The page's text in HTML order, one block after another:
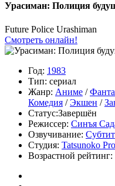
Урасиман: Полиция
Future Police Urashiman
Смотреть онлайн!
Год: 1983
Тип: сериал
Жанр: Аниме /
Комедия /Экшен /
Статус:Завершён
Режиссер: Синъя
Озвучивание:
Студия: Tatsunoko
Возрастной рейтинг: